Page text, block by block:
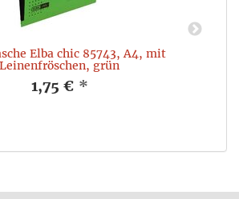
Elba chic 85743, A4, mit
Leinenfröschen, grün
1,75 € *